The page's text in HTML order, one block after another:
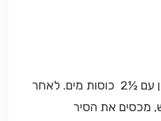
1. מחממים בסיר את הדוחן עם ½2 כוסות מים. לאחר
מכסים את הסיר